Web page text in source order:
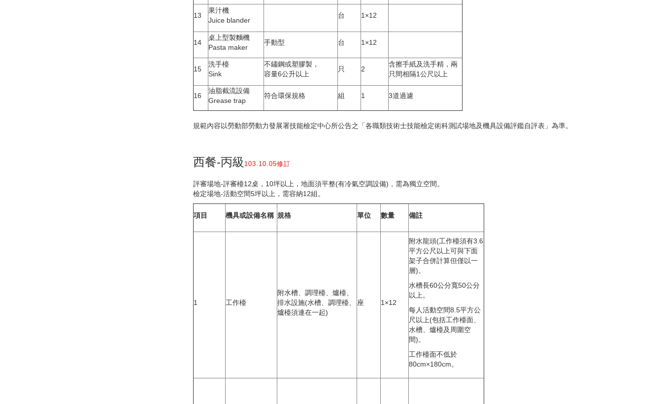
13
果汁機
Juice blander
台 1×12
14
桌上型製麵機
Pasta maker
手動型 台 1×12
15
洗手檯
Sink
不鏽鋼或塑膠製，
容量6公升以上
只 2
含擦手紙及洗手精，兩
只間相隔1公尺以上
16
油脂截流設備
Grease trap
符合環保規格 組 1 3道過濾
規範內容以勞動部勞動力發展署技能檢定中心所公告之「各職類技術士技能檢定術科測試場地及機具設備評鑑自評表」為準。
西餐-丙級 103.10.05修訂
評審場地-評審檯12桌，10坪以上，地面須平整(有冷氣空調設備)，需為獨立空間。
檢定場地-活動空間5坪以上，需容納12組。
項目 機具或設備名稱 規格 單位 數量 備註
1 工作檯
附水槽、調理檯、爐檯、
排水設施(水槽、調理檯、
爐檯須連在一起)
座 1×12
附水龍頭(工作檯須有3.6
平方公尺以上可與下面
架子合併計算但僅以一
層)。
水槽長60公分寬50公分
以上。
每人活動空間8.5平方公
尺以上(包括工作檯面、
水槽、爐檯及周圍空
間)。
工作檯面不低於
80cm×180cm。